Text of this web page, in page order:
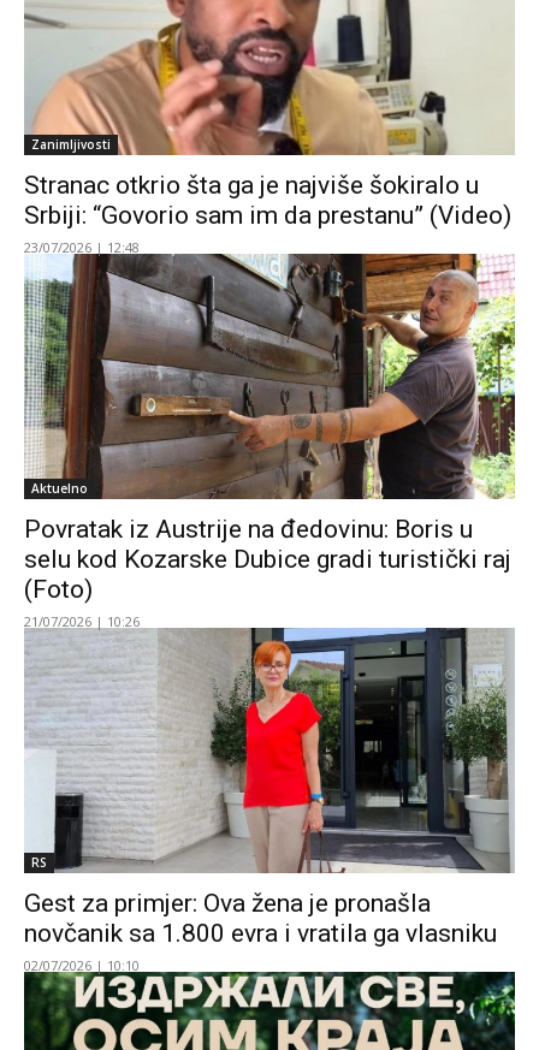
Zanimljivosti
Stranac otkrio šta ga je najviše šokiralo u
Srbiji: “Govorio sam im da prestanu” (Video)
23/07/2026 | 12:48
Aktuelno
Povratak iz Austrije na đedovinu: Boris u
selu kod Kozarske Dubice gradi turistički raj
(Foto)
21/07/2026 | 10:26
RS
Gest za primjer: Ova žena je pronašla
novčanik sa 1.800 evra i vratila ga vlasniku
02/07/2026 | 10:10